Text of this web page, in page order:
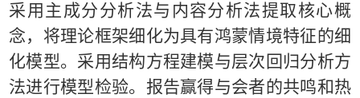
采用主成分分析法与内容分析法提取核心概
念，将理论框架细化为具有鸿蒙情境特征的细
化模型。采用结构方程建模与层次回归分析方
法进行模型检验。报告赢得与会者的共鸣和热